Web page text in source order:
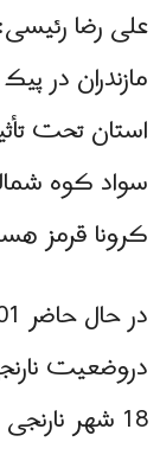
علی رضا
مازندران در
استان تحت
سواد کوه
کرونا قرمز
دروضعيت
18 شهر نارنجی در استان مازندران هستند.